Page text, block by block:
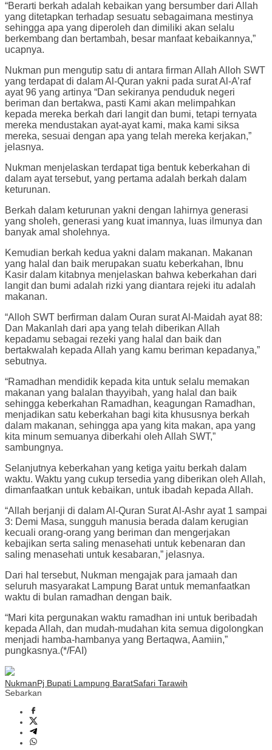
“Berarti berkah adalah kebaikan yang bersumber dari Allah
yang ditetapkan terhadap sesuatu sebagaimana mestinya
sehingga apa yang diperoleh dan dimiliki akan selalu
berkembang dan bertambah, besar manfaat kebaikannya,”
ucapnya.
Nukman pun mengutip satu di antara firman Allah Alloh SWT
yang terdapat di dalam Al-Quran yakni pada surat Al-A’raf
ayat 96 yang artinya “Dan sekiranya penduduk negeri
beriman dan bertakwa, pasti Kami akan melimpahkan
kepada mereka berkah dari langit dan bumi, tetapi ternyata
mereka mendustakan ayat-ayat kami, maka kami siksa
mereka, sesuai dengan apa yang telah mereka kerjakan,”
jelasnya.
Nukman menjelaskan terdapat tiga bentuk keberkahan di
dalam ayat tersebut, yang pertama adalah berkah dalam
keturunan.
Berkah dalam keturunan yakni dengan lahirnya generasi
yang sholeh, generasi yang kuat imannya, luas ilmunya dan
banyak amal sholehnya.
Kemudian berkah kedua yakni dalam makanan. Makanan
yang halal dan baik merupakan suatu keberkahan, Ibnu
Kasir dalam kitabnya menjelaskan bahwa keberkahan dari
langit dan bumi adalah rizki yang diantara rejeki itu adalah
makanan.
“Alloh SWT berfirman dalam Ouran surat Al-Maidah ayat 88:
Dan Makanlah dari apa yang telah diberikan Allah
kepadamu sebagai rezeki yang halal dan baik dan
bertakwalah kepada Allah yang kamu beriman kepadanya,”
sebutnya.
“Ramadhan mendidik kepada kita untuk selalu memakan
makanan yang balalan thayyibah, yang halal dan baik
sehingga keberkahan Ramadhan, keagungan Ramadhan,
menjadikan satu keberkahan bagi kita khususnya berkah
dalam makanan, sehingga apa yang kita makan, apa yang
kita minum semuanya diberkahi oleh Allah SWT,”
sambungnya.
Selanjutnya keberkahan yang ketiga yaitu berkah dalam
waktu. Waktu yang cukup tersedia yang diberikan oleh Allah,
dimanfaatkan untuk kebaikan, untuk ibadah kepada Allah.
“Allah berjanji di dalam Al-Quran Surat Al-Ashr ayat 1 sampai
3: Demi Masa, sungguh manusia berada dalam kerugian
kecuali orang-orang yang beriman dan mengerjakan
kebajikan serta saling menasehati untuk kebenaran dan
saling menasehati untuk kesabaran,” jelasnya.
Dari hal tersebut, Nukman mengajak para jamaah dan
seluruh masyarakat Lampung Barat untuk memanfaatkan
waktu di bulan ramadhan dengan baik.
“Mari kita pergunakan waktu ramadhan ini untuk beribadah
kepada Allah, dan mudah-mudahan kita semua digolongkan
menjadi hamba-hambanya yang Bertaqwa, Aamiin,”
pungkasnya.(*/FAI)
NukmanPj Bupati Lampung BaratSafari Tarawih
Sebarkan